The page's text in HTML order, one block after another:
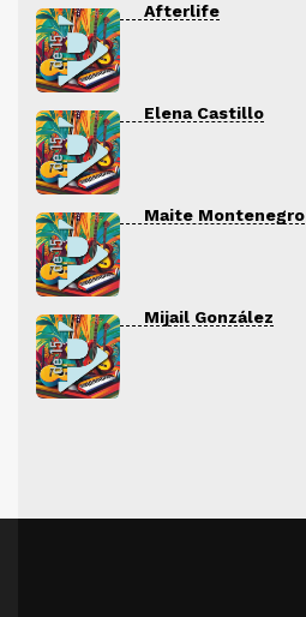
Afterlife
Elena Castillo
Maite Montenegro
Mijail González